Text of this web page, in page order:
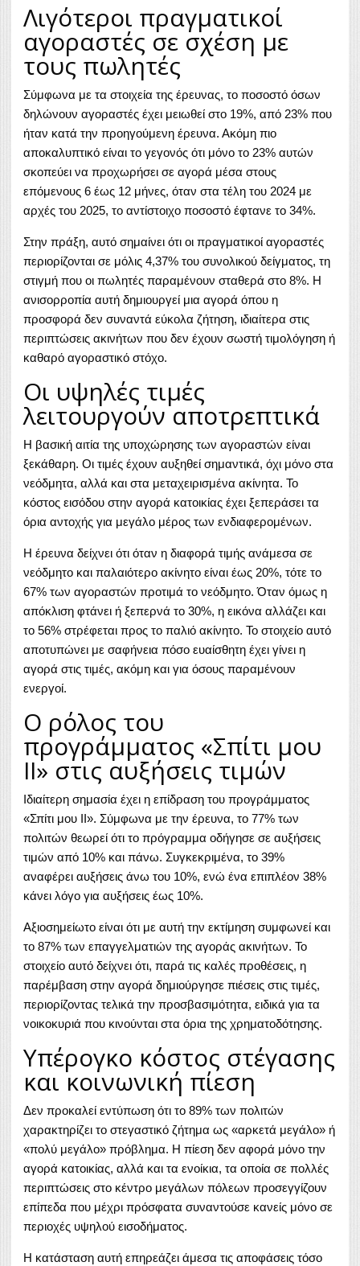
Λιγότεροι πραγματικοί
αγοραστές σε σχέση με
τους πωλητές
Σύμφωνα με τα στοιχεία της έρευνας, το ποσοστό όσων
δηλώνουν αγοραστές έχει μειωθεί στο 19%, από 23% που
ήταν κατά την προηγούμενη έρευνα. Ακόμη πιο
αποκαλυπτικό είναι το γεγονός ότι μόνο το 23% αυτών
σκοπεύει να προχωρήσει σε αγορά μέσα στους
επόμενους 6 έως 12 μήνες, όταν στα τέλη του 2024 με
αρχές του 2025, το αντίστοιχο ποσοστό έφτανε το 34%.
Στην πράξη, αυτό σημαίνει ότι οι πραγματικοί αγοραστές
περιορίζονται σε μόλις 4,37% του συνολικού δείγματος, τη
στιγμή που οι πωλητές παραμένουν σταθερά στο 8%. Η
ανισορροπία αυτή δημιουργεί μια αγορά όπου η
προσφορά δεν συναντά εύκολα ζήτηση, ιδιαίτερα στις
περιπτώσεις ακινήτων που δεν έχουν σωστή τιμολόγηση ή
καθαρό αγοραστικό στόχο.
Οι υψηλές τιμές
λειτουργούν αποτρεπτικά
Η βασική αιτία της υποχώρησης των αγοραστών είναι
ξεκάθαρη. Οι τιμές έχουν αυξηθεί σημαντικά, όχι μόνο στα
νεόδμητα, αλλά και στα μεταχειρισμένα ακίνητα. Το
κόστος εισόδου στην αγορά κατοικίας έχει ξεπεράσει τα
όρια αντοχής για μεγάλο μέρος των ενδιαφερομένων.
Η έρευνα δείχνει ότι όταν η διαφορά τιμής ανάμεσα σε
νεόδμητο και παλαιότερο ακίνητο είναι έως 20%, τότε το
67% των αγοραστών προτιμά το νεόδμητο. Όταν όμως η
απόκλιση φτάνει ή ξεπερνά το 30%, η εικόνα αλλάζει και
το 56% στρέφεται προς το παλιό ακίνητο. Το στοιχείο αυτό
αποτυπώνει με σαφήνεια πόσο ευαίσθητη έχει γίνει η
αγορά στις τιμές, ακόμη και για όσους παραμένουν
ενεργοί.
Ο ρόλος του
προγράμματος «Σπίτι μου
ΙΙ» στις αυξήσεις τιμών
Ιδιαίτερη σημασία έχει η επίδραση του προγράμματος
«Σπίτι μου ΙΙ». Σύμφωνα με την έρευνα, το 77% των
πολιτών θεωρεί ότι το πρόγραμμα οδήγησε σε αυξήσεις
τιμών από 10% και πάνω. Συγκεκριμένα, το 39%
αναφέρει αυξήσεις άνω του 10%, ενώ ένα επιπλέον 38%
κάνει λόγο για αυξήσεις έως 10%.
Αξιοσημείωτο είναι ότι με αυτή την εκτίμηση συμφωνεί και
το 87% των επαγγελματιών της αγοράς ακινήτων. Το
στοιχείο αυτό δείχνει ότι, παρά τις καλές προθέσεις, η
παρέμβαση στην αγορά δημιούργησε πιέσεις στις τιμές,
περιορίζοντας τελικά την προσβασιμότητα, ειδικά για τα
νοικοκυριά που κινούνται στα όρια της χρηματοδότησης.
Υπέρογκο κόστος στέγασης
και κοινωνική πίεση
Δεν προκαλεί εντύπωση ότι το 89% των πολιτών
χαρακτηρίζει το στεγαστικό ζήτημα ως «αρκετά μεγάλο» ή
«πολύ μεγάλο» πρόβλημα. Η πίεση δεν αφορά μόνο την
αγορά κατοικίας, αλλά και τα ενοίκια, τα οποία σε πολλές
περιπτώσεις στο κέντρο μεγάλων πόλεων προσεγγίζουν
επίπεδα που μέχρι πρόσφατα συναντούσε κανείς μόνο σε
περιοχές υψηλού εισοδήματος.
Η κατάσταση αυτή επηρεάζει άμεσα τις αποφάσεις τόσο